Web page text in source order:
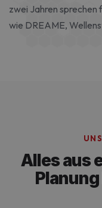
zwei Jahren
wie DREAME,
Alles aus